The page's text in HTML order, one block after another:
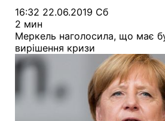
16:32 22.06.2019 Сб
2 мин
Меркель наголосила, що має
вирішення кризи